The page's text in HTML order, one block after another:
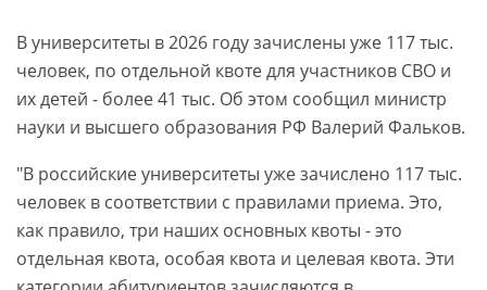
В университеты в 2026 году зачислены уже 117 тыс.
человек, по отдельной квоте для участников СВО и
их детей - более 41 тыс. Об этом сообщил министр
науки и высшего образования РФ Валерий Фальков.
"В российские университеты уже зачислено 117 тыс.
человек в соответствии с правилами приема. Это,
как правило, три наших основных квоты - это
отдельная квота, особая квота и целевая квота. Эти